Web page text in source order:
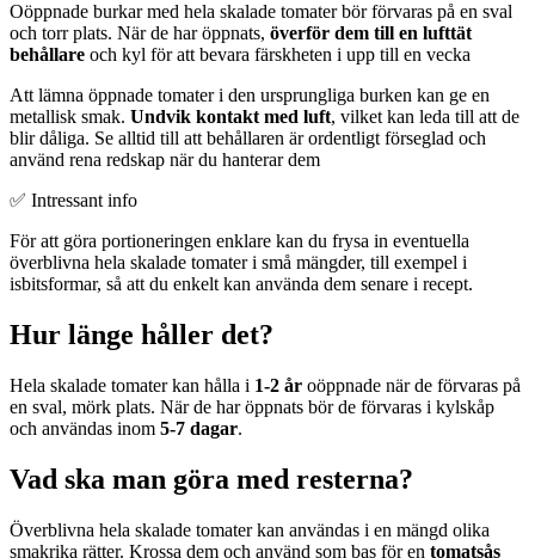
Oöppnade burkar med hela skalade tomater bör förvaras på en sval
och torr plats. När de har öppnats, överför dem till en lufttät
behållare och kyl för att bevara färskheten i upp till en vecka
Att lämna öppnade tomater i den ursprungliga burken kan ge en
metallisk smak. Undvik kontakt med luft, vilket kan leda till att de
blir dåliga. Se alltid till att behållaren är ordentligt förseglad och
använd rena redskap när du hanterar dem
✅ Intressant info
För att göra portioneringen enklare kan du frysa in eventuella
överblivna hela skalade tomater i små mängder, till exempel i
isbitsformar, så att du enkelt kan använda dem senare i recept.
Hur länge håller det?
Hela skalade tomater kan hålla i 1-2 år oöppnade när de förvaras på
en sval, mörk plats. När de har öppnats bör de förvaras i kylskåp
och användas inom 5-7 dagar.
Vad ska man göra med resterna?
Överblivna hela skalade tomater kan användas i en mängd olika
smakrika rätter. Krossa dem och använd som bas för en tomatsås